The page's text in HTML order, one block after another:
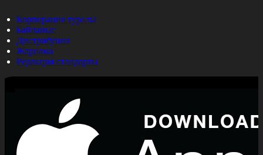
Корпорация туралы
Байланыс
Дистрибуция
Жарнама
Редакция стандарты